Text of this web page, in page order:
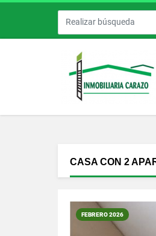
CASA CON 2
FEBRERO 2026